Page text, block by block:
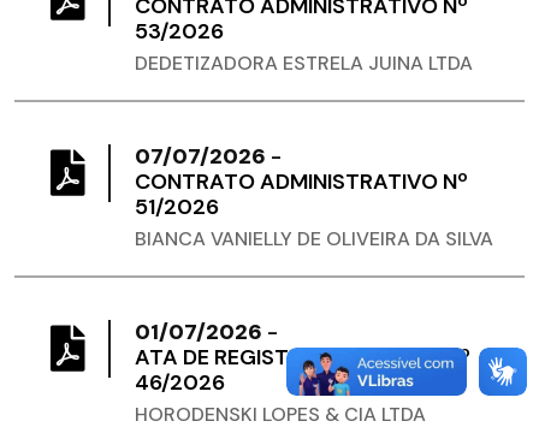
CONTRATO ADMINISTRATIVO Nº
53/2026
DEDETIZADORA ESTRELA JUINA LTDA
07/07/2026 -
CONTRATO ADMINISTRATIVO Nº
51/2026
BIANCA VANIELLY DE OLIVEIRA DA SILVA
01/07/2026 -
ATA DE REGISTRO DE PREÇOS Nº
46/2026
HORODENSKI LOPES & CIA LTDA